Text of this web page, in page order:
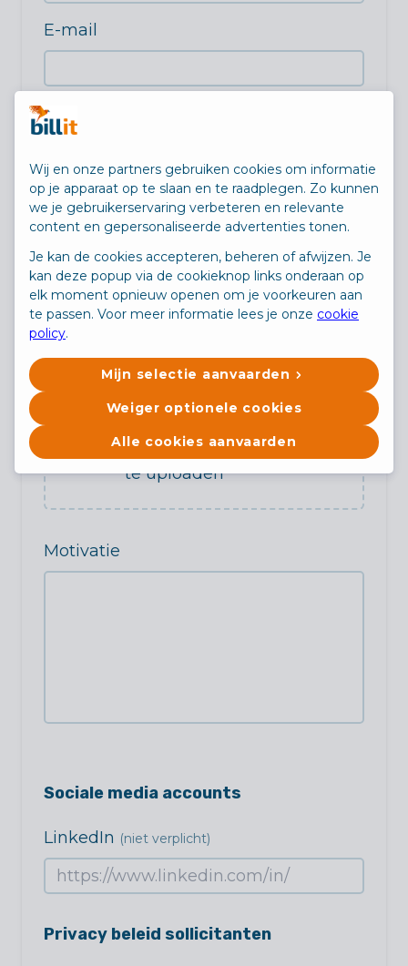
E-mail
Profiel kandidaat
curriculum vitae
bestanden hier om
te uploaden
of Bladeren
Motivatie
Sociale media accounts
LinkedIn (niet verplicht)
Privacy beleid sollicitanten
Wij en onze partners gebruiken cookies om informatie
op je apparaat op te slaan en te raadplegen. Zo kunnen
we je gebruikerservaring verbeteren en relevante
content en gepersonaliseerde advertenties tonen.
Je kan de cookies accepteren, beheren of afwijzen. Je
kan deze popup via de cookieknop links onderaan op
elk moment opnieuw openen om je voorkeuren aan
te passen. Voor meer informatie lees je onze cookie
policy.
Mijn selectie aanvaarden
Weiger optionele cookies
Alle cookies aanvaarden